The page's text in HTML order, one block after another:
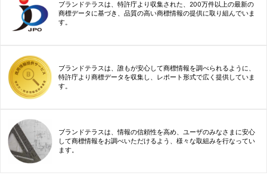
ブランドテラスは、特許庁より収集された、200万件以上の最新の
商標データに基づき、品質の高い商標情報の提供に取り組んでいま
す。
ブランドテラスは、誰もが安心して商標情報を調べられるように、
特許庁より商標データを収集し、レポート形式で広く提供していま
す。
ブランドテラスは、情報の信頼性を高め、ユーザのみなさまに安心
して商標情報をお調べいただけるよう、様々な取組みを行なってい
ます。